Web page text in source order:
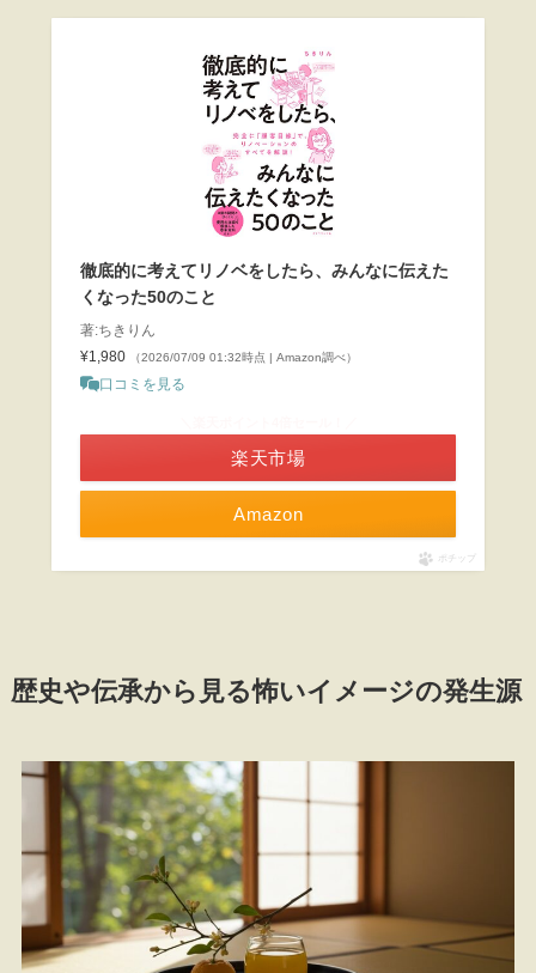
徹底的に考えてリノベをしたら、みんなに伝えた
くなった50のこと
著:ちきりん
¥1,980
（2026/07/09 01:32時点 | Amazon調べ）
口コミを見る
Amazon
楽天市場
ポチップ
歴史や伝承から見る怖いイメージの発生源